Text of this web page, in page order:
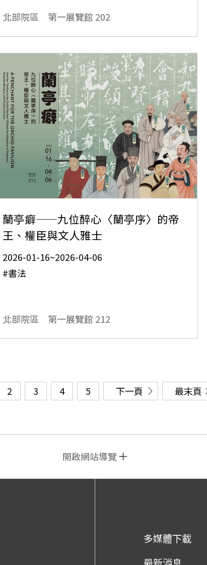
北部院區 第一展覽館 202
蘭亭癖——九位醉心〈蘭亭序〉的帝
王、權臣與文人雅士
2026-01-16~2026-04-06
#書法
北部院區 第一展覽館 212
2 3 4 5 下一頁 最末頁
開啟網站導覽
多媒體下載